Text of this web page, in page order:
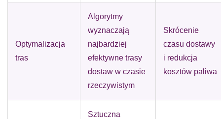
Optymalizacja
tras
Algorytmy
wyznaczają
najbardziej
efektywne trasy
dostaw w czasie
rzeczywistym
Skrócenie
czasu dostawy
i redukcja
kosztów paliwa
Sztuczna